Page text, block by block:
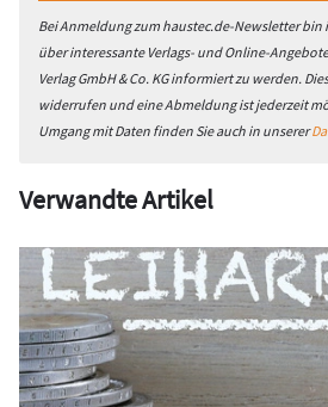
Bei Anmeldung zum haustec.de-Newsletter
über interessante Verlags- und Online-
Verlag GmbH & Co. KG informiert zu werden.
widerrufen und eine Abmeldung ist jederzeit
Umgang mit Daten finden Sie auch in unserer
Verwandte Artikel